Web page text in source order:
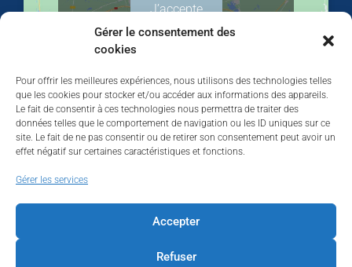
Gérer le consentement des
cookies
Pour offrir les meilleures expériences, nous utilisons des technologies telles
que les cookies pour stocker et/ou accéder aux informations des appareils.
Le fait de consentir à ces technologies nous permettra de traiter des
données telles que le comportement de navigation ou les ID uniques sur ce
site. Le fait de ne pas consentir ou de retirer son consentement peut avoir un
effet négatif sur certaines caractéristiques et fonctions.
Gérer les services
Accepter
Refuser
J’accepte